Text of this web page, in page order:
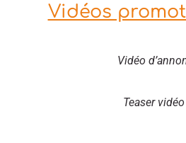
Vidéos
Vidéo
Teaser vidéo